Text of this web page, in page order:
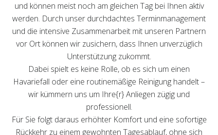
und können meist noch am gleichen Tag bei Ihnen aktiv
werden. Durch unser durchdachtes Terminmanagement
und die intensive Zusammenarbeit mit unseren Partnern
vor Ort können wir zusichern, dass Ihnen unverzüglich
Unterstützung zukommt.
Dabei spielt es keine Rolle, ob es sich um einen
Havariefall oder eine routinemäßige Reinigung handelt –
wir kümmern uns um Ihre{r} Anliegen zügig und
professionell.
Für Sie folgt daraus erhöhter Komfort und eine sofortige
Rückkehr zu einem gewohnten Tagesablauf, ohne sich